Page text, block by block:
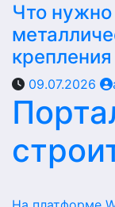
Что
09.07.2026